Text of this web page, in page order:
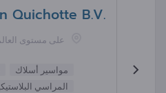
Quichotte B.V.
على مستوى
مواسير أسلاك
المراسي